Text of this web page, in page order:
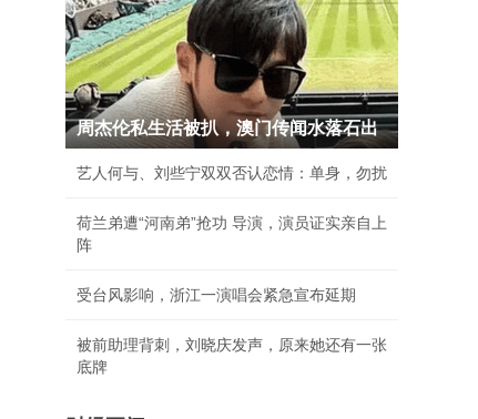
周杰伦私生活被扒，澳门传闻水落石出
艺人何与、刘些宁双双否认恋情：单身，勿扰
荷兰弟遭“河南弟”抢功 导演，演员证实亲自上
阵
受台风影响，浙江一演唱会紧急宣布延期
被前助理背刺，刘晓庆发声，原来她还有一张
底牌